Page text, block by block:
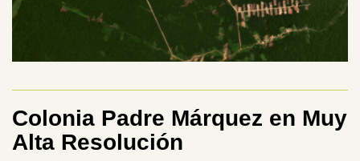
Colonia Padre Márquez en Muy
Alta Resolución